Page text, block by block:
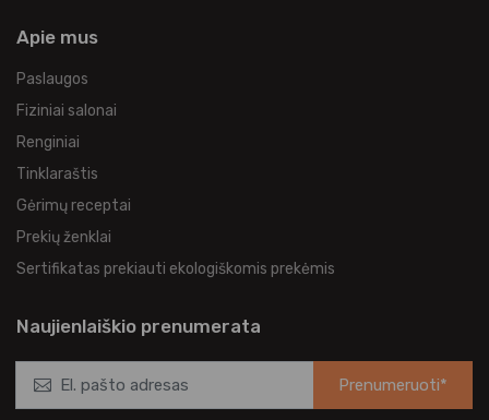
Apie mus
Paslaugos
Fiziniai salonai
Renginiai
Tinklaraštis
Gėrimų receptai
Prekių ženklai
Sertifikatas prekiauti ekologiškomis prekėmis
Naujienlaiškio prenumerata
Prenumeruoti*